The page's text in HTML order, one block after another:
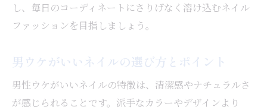
し、毎日のコーディネートにさりげなく溶け込むネイル
ファッションを目指しましょう。
男ウケがいいネイルの選び方とポイント
男性ウケがいいネイルの特徴は、清潔感やナチュラルさ
が感じられることです。派手なカラーやデザインより